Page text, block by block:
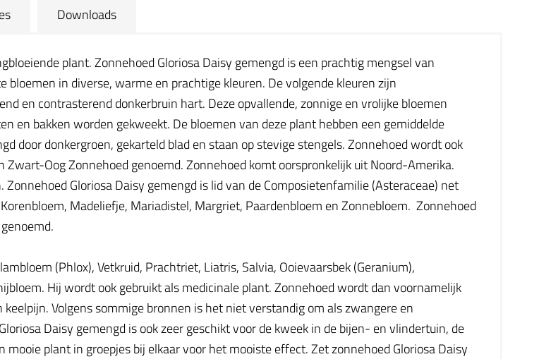
Downloads
plant. Zonnehoed Gloriosa Daisy gemengd is een prachtig mengsel van
in diverse, warme en prachtige kleuren. De volgende kleuren zijn
en contrasterend donkerbruin hart. Deze opvallende, zonnige en vrolijke bloemen
en bakken worden gekweekt. De bloemen van deze plant hebben een gemiddelde
door donkergroen, gekarteld blad en staan op stevige stengels. Zonnehoed wordt ook
Oog Zonnehoed genoemd. Zonnehoed komt oorspronkelijk uit Noord-Amerika.
Gloriosa Daisy gemengd is lid van de Composietenfamilie (Asteraceae) net
Madeliefje, Mariadistel, Margriet, Paardenbloem en Zonnebloem. Zonnehoed
(Phlox), Vetkruid, Prachtriet, Liatris, Salvia, Ooievaarsbek (Geranium),
Hij wordt ook gebruikt als medicinale plant. Zonnehoed wordt dan voornamelijk
Volgens sommige bronnen is het niet verstandig om als zwangere en
Daisy gemengd is ook zeer geschikt voor de kweek in de bijen- en vlindertuin, de
plant in groepjes bij elkaar voor het mooiste effect. Zet zonnehoed Gloriosa Daisy